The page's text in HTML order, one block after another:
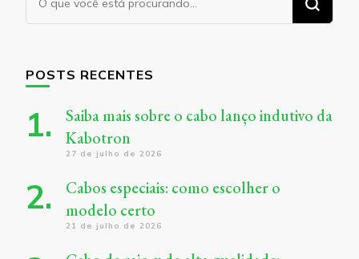
algo?
POSTS RECENTES
Saiba mais sobre o cabo lanço indutivo da
Kabotron
27 de julho de 2026
Cabos especiais: como escolher o
modelo certo
21 de julho de 2026